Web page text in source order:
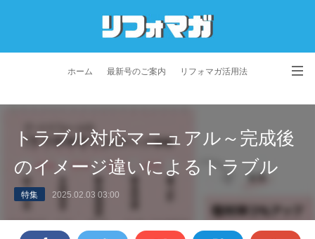
ホーム 最新号のご案内 リフォマガ活用法
プライバシーポリシー 利用規約 会社概要
トラブル対応マニュアル～完成後
のイメージ違いによるトラブル
特集 2025.02.03 03:00